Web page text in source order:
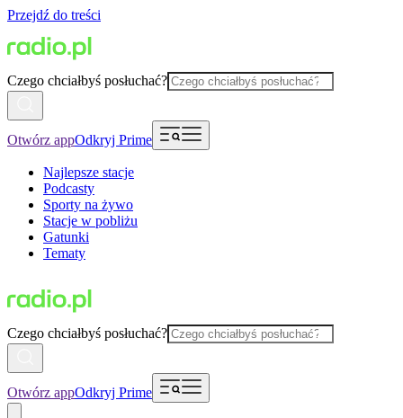
Przejdź do treści
Czego chciałbyś posłuchać?
Otwórz appOdkryj Prime
Najlepsze stacje
Podcasty
Sporty na żywo
Stacje w pobliżu
Gatunki
Tematy
Czego chciałbyś posłuchać?
Otwórz appOdkryj Prime